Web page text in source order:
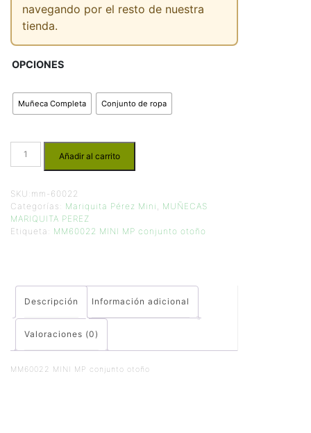
navegando por el resto de nuestra
tienda.
OPCIONES
Muñeca Completa Conjunto de ropa
Añadir al carrito
SKU: mm-60022
Categorías: Mariquita Pérez Mini
MUÑECAS
MARIQUITA PEREZ
Etiqueta: MM60022 MINI MP conjunto otoño
Descripción Información adicional
Valoraciones (0)
MM60022 MINI MP conjunto otoño